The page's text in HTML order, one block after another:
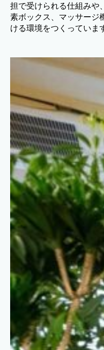
担で受けられる仕組みや
素ボックス、マッサージ
ける環境をつくっていま